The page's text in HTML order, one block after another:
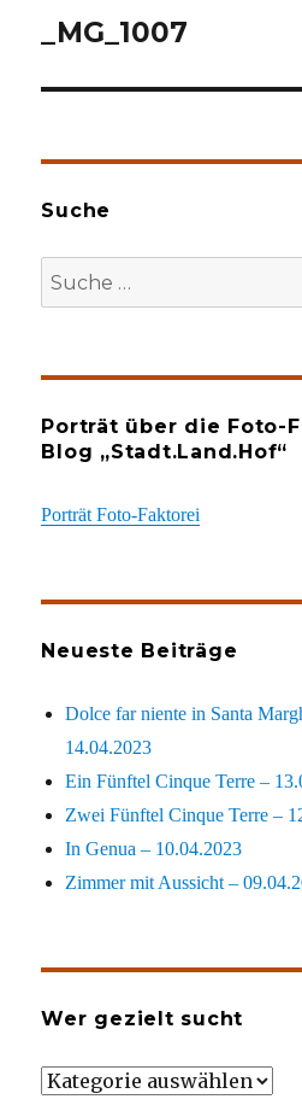
_MG_1007
Suche
Suche
nach:
Porträt über die Foto-
Blog „Stadt.Land.Hof“
Porträt Foto-Faktorei
Neueste Beiträge
Dolce far niente in Santa
14.04.2023
Ein Fünftel Cinque Terre –
Zwei Fünftel Cinque Terre –
In Genua – 10.04.2023
Zimmer mit Aussicht –
Wer gezielt sucht
Wer